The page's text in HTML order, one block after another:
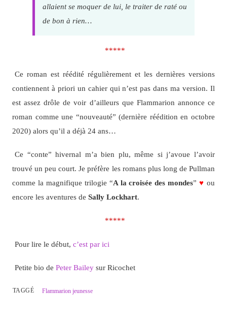
allaient se moquer de lui, le traiter de raté ou
de bon à rien…
*****
Ce roman est réédité régulièrement et les dernières versions
contiennent à priori un cahier qui n’est pas dans ma version. Il
est assez drôle de voir d’ailleurs que Flammarion annonce ce
roman comme une “nouveauté” (dernière réédition en octobre
2020) alors qu’il a déjà 24 ans…
Ce “conte” hivernal m’a bien plu, même si j’avoue l’avoir
trouvé un peu court. Je préfère les romans plus long de Pullman
comme la magnifique trilogie “A la croisée des mondes”♥ ou
encore les aventures de Sally Lockhart.
*****
Pour lire le début, c’est par ici
Petite bio de Peter Baileysur Ricochet
TAGGÉ Flammarion jeunesse